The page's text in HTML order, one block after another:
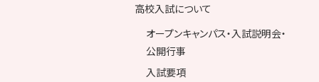
高校入試について
オープンキャンパス・入試説明会・
公開行事
入試要項